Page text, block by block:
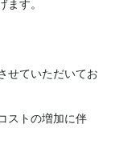
す。
せていただいてお
ストの増加に伴